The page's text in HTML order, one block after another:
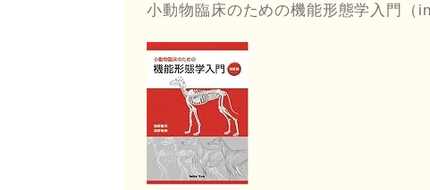
小動物臨床のための機能形態学入門（